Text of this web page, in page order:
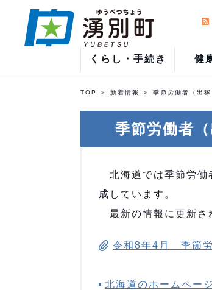
くらし・手続き 健
TOP 新着情報 季節労働者（出
季節労働者
北海道では季節労働
成しています。
最新の情報に更新さ
令和8年4月 季節
北海道のホームペー